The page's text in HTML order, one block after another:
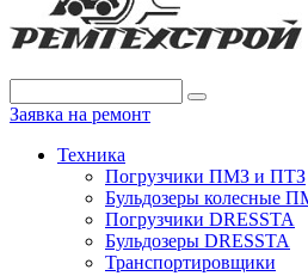
Заявка на ремонт
Техника
Погрузчики ПМЗ и ПТЗ
Бульдозеры колесные
Погрузчики DRESSTA
Бульдозеры DRESSTA
Транспортировщики